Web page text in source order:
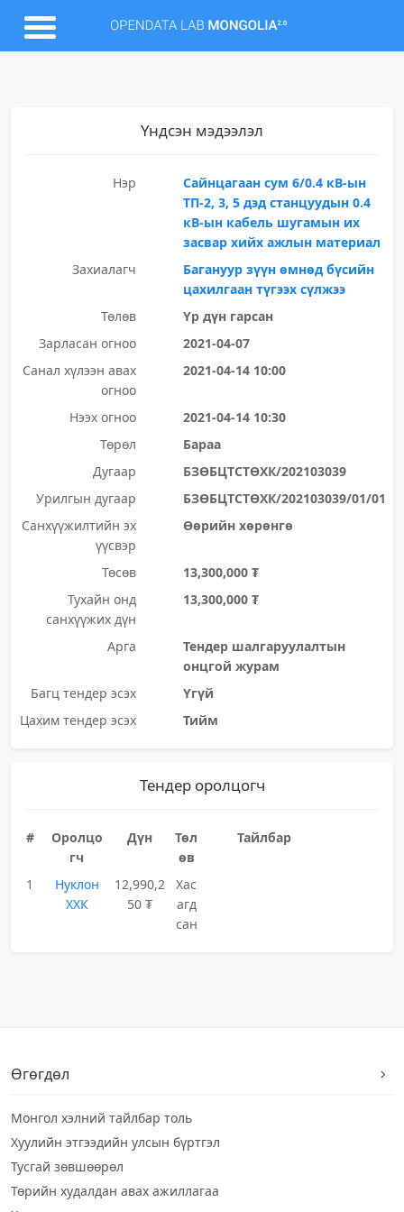
Үндсэн мэдээлэл
Нэр
Сайнцагаан сум 6/0.4 кВ-ын
ТП-2, 3, 5 дэд станцуудын 0.4
кВ-ын кабель шугамын их
засвар хийх ажлын материал
Захиалагч
Багануур зүүн өмнөд бүсийн
цахилгаан түгээх сүлжээ
Төлөв
Үр дүн гарсан
Зарласан огноо
2021-04-07
Санал хүлээн авах
огноо
2021-04-14 10:00
Нээх огноо
2021-04-14 10:30
Төрөл
Бараа
Дугаар
БЗӨБЦТСТӨХК/202103039
Урилгын дугаар
БЗӨБЦТСТӨХК/202103039/01/01
Санхүүжилтийн эх
үүсвэр
Өөрийн хөрөнгө
Төсөв
13,300,000 ₮
Тухайн онд
санхүүжих дүн
13,300,000 ₮
Арга
Тендер шалгаруулалтын
онцгой журам
Багц тендер эсэх
Үгүй
Цахим тендер эсэх
Тийм
Тендер оролцогч
#
Оролцо
гч
Дүн
Төл
өв
Тайлбар
1
Нуклон
ХХК
12,990,2
50 ₮
Хас
агд
сан
Өгөгдөл
Монгол хэлний тайлбар толь
Хуулийн этгээдийн улсын бүртгэл
Тусгай зөвшөөрөл
Төрийн худалдан авах ажиллагаа